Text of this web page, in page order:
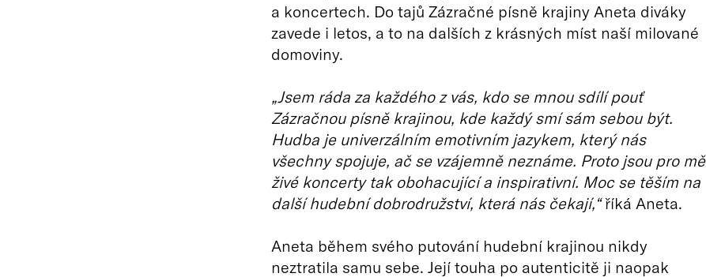
a koncertech. Do tajů Zázračné písně krajiny Aneta diváky
zavede i letos, a to na dalších z krásných míst naší milované
domoviny.
„Jsem ráda za každého z vás, kdo se mnou sdílí pouť
Zázračnou písně krajinou, kde každý smí sám sebou být.
Hudba je univerzálním emotivním jazykem, který nás
všechny spojuje, ač se vzájemně neznáme. Proto jsou pro mě
živé koncerty tak obohacující a inspirativní. Moc se těším na
další hudební dobrodružství, která nás čekají,“říká Aneta.
Aneta během svého putování hudební krajinou nikdy
neztratila samu sebe. Její touha po autenticitě ji naopak